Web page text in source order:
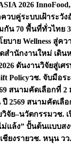
2026 InnoFood,
คู่ระบบเฝ้าระวัง
กัน 70 พื้นที่ทั่วไทย
บาย Wellness สู่ค
สำนักงานใหม่ เดิ
ดันงานวิจัยสู่เ
Policyวช. จับมือร
สนามคัดเลือกที่
2569 สนามคัดเลื
จัย–นวัตกรรมวช.
แล้ง” ปั้นต้นแบบส
ยงรายวช. หนุน ว